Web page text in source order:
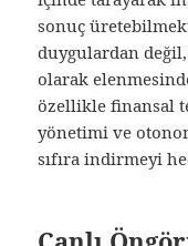
sonuç
duygulardan
olarak
özellikle finansal
yönetimi ve
sıfıra indirmeyi